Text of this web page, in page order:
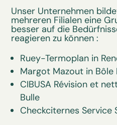
Unser Unternehmen
mehreren Filialen eine
besser auf die
reagieren zu können :
Ruey-Termoplan in
Margot Mazout in Bôle
CIBUSA Révision et
Bulle
Checkciternes Service